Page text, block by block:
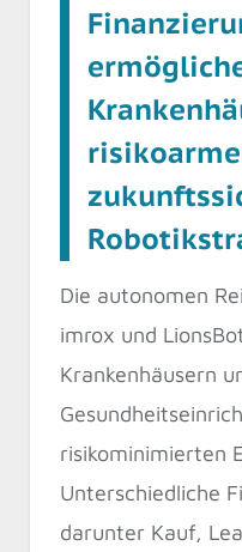
Die autonomen
imrox und
Krankenhäusern
risikominimierten
Unterschiedliche
darunter Kauf,